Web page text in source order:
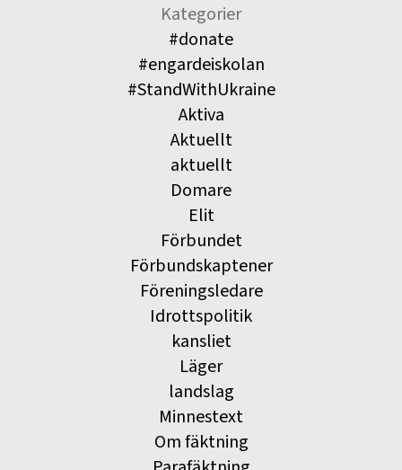
Kategorier
#donate
#engardeiskolan
#StandWithUkraine
Aktiva
Aktuellt
aktuellt
Domare
Elit
Förbundet
Förbundskaptener
Föreningsledare
Idrottspolitik
kansliet
Läger
landslag
Minnestext
Om fäktning